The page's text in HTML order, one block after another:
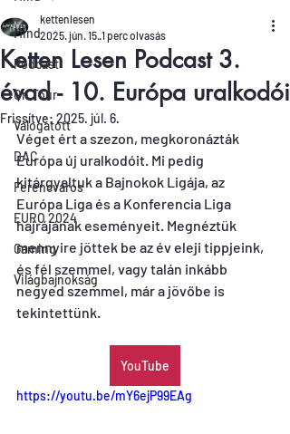
Mind
Podcast
On Tour
Válogatott
DAC
Ferencváros
EURO 2024
Gaming
Világbajnokság
Ketten Lesen Podcast 3.
évad - 10. Európa uralkodói
kettenlesen
2025. jún. 15.1 perc olvasás
Frissítve: 2025. júl. 6.
Véget ért a szezon, megkoronázták
Európa új uralkodóit. Mi pedig
kitárgyaltuk a Bajnokok Ligája, az
Európa Liga és a Konferencia Liga
hajrájának eseményeit. Megnéztük
mennyire jöttek be az év eleji tippjeink,
és fél szemmel, vagy talán inkább
negyed szemmel, már a jövőbe is
tekintettünk.
YouTube
https://youtu.be/mY6ejP99EAg